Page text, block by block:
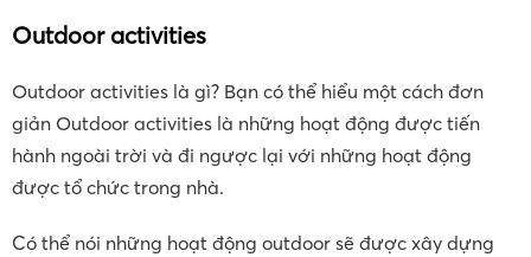
Outdoor activities
Outdoor activities là gì? Bạn có thể hiểu một cách đơn
giản Outdoor activities là những hoạt động được tiến
hành ngoài trời và đi ngược lại với những hoạt động
được tổ chức trong nhà.
Có thể nói những hoạt động outdoor sẽ được xây dựng